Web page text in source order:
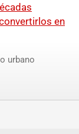
en
urbano